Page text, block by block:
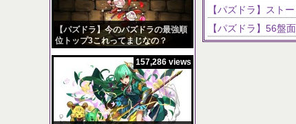
【パズドラ】今のパズドラの最強順
位トップ3これってまじなの？
157,286 views